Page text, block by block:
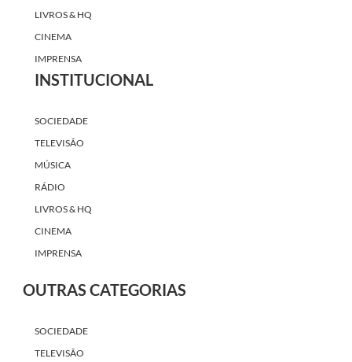
LIVROS & HQ
CINEMA
IMPRENSA
INSTITUCIONAL
SOCIEDADE
TELEVISÃO
MÚSICA
RÁDIO
LIVROS & HQ
CINEMA
IMPRENSA
OUTRAS CATEGORIAS
SOCIEDADE
TELEVISÃO